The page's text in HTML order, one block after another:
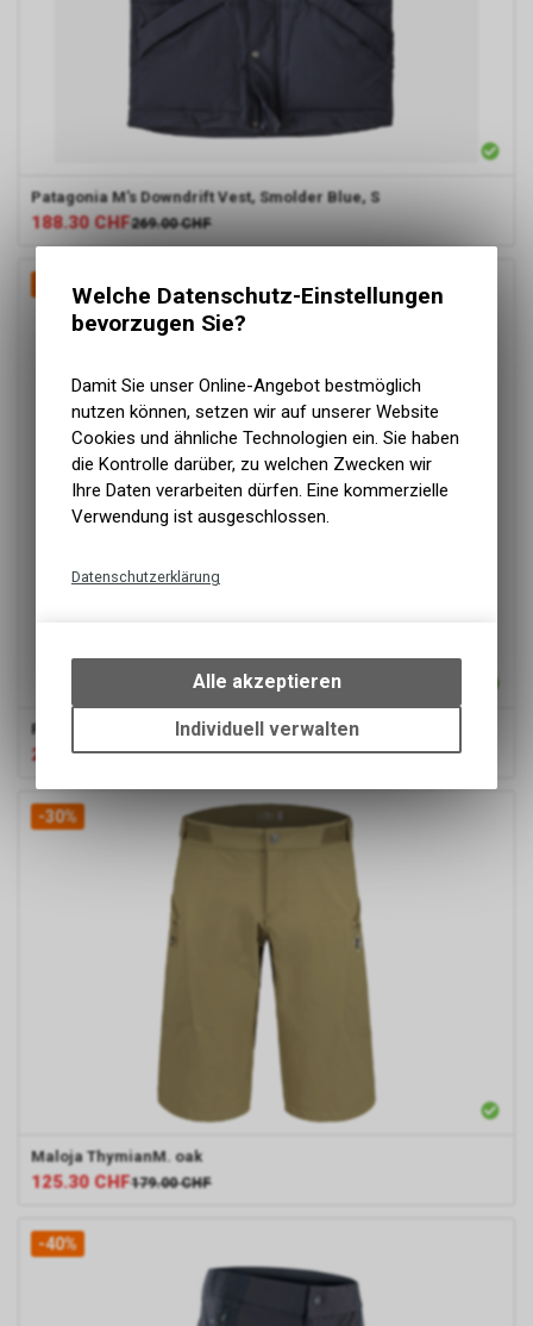
Patagonia M's Downdrift Vest, Smolder Blue, S
188.30 CHF269.00 CHF
-30%
Patagonia M's Nano-Air Hoody, Forge Grey
209.30 CHF299.00 CHF
-30%
Maloja ThymianM. oak
125.30 CHF179.00 CHF
-40%
Welche Datenschutz-Einstellungen
bevorzugen Sie?
Damit Sie unser Online-Angebot bestmöglich
nutzen können, setzen wir auf unserer Website
Cookies und ähnliche Technologien ein. Sie haben
die Kontrolle darüber, zu welchen Zwecken wir
Ihre Daten verarbeiten dürfen. Eine kommerzielle
Verwendung ist ausgeschlossen.
Datenschutzerklärung
bestimmte Interaktionen und
Einstellungen auf Ihrem Gerät,
um die grundlegenden
Funktionen unseres Online-
ermöglichen. Bitte beachten Sie,
dass die gespeicherten Daten
keinerlei Rückschlüsse auf Ihre
persönlichen Informationen
zulassen.
Alle akzeptieren
Individuell verwalten